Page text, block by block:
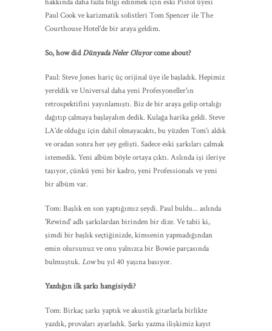
Paul Cook ve karizmatik solistleri Tom Spencer ile The
Courthouse Hotel'de bir araya geldim.
So, how didDünyada Neler Oluyorcome about?
Paul: Steve Jones hariç üç orijinal üye ile başladık. Hepimiz
yereldik ve Universal daha yeni Profesyoneller'ın
retrospektifini yayınlamıştı. Biz de bir araya gelip ortalığı
dağıtıp çalmaya başlayalım dedik. Kulağa harika geldi. Steve
LA'de olduğu için dahil olmayacaktı, bu yüzden Tom'ı aldık
ve oradan sonra her şey gelişti. Sadece eski şarkıları çalmak
istemedik. Yeni albüm böyle ortaya çıktı. Aslında işi ileriye
taşıyor, çünkü yeni bir kadro, yeni Professionals ve yeni
bir albüm var.
Tom: Başlık en son yaptığımız şeydi. Paul buldu... aslında
'Rewind' adlı şarkılardan birinden bir dize. Ve tabii ki,
şimdi bir başlık seçtiğinizde, kimsenin yapmadığından
emin olursunuz ve onu yalnızca bir Bowie parçasında
bulmuştuk. Lowbu yıl 40 yaşına basıyor.
Yazdığın ilk şarkı hangisiydi?
Tom: Birkaç şarkı yaptık ve akustik gitarlarla birlikte
yazdık, provaları ayarladık. Şarkı yazma ilişkimiz kayıt